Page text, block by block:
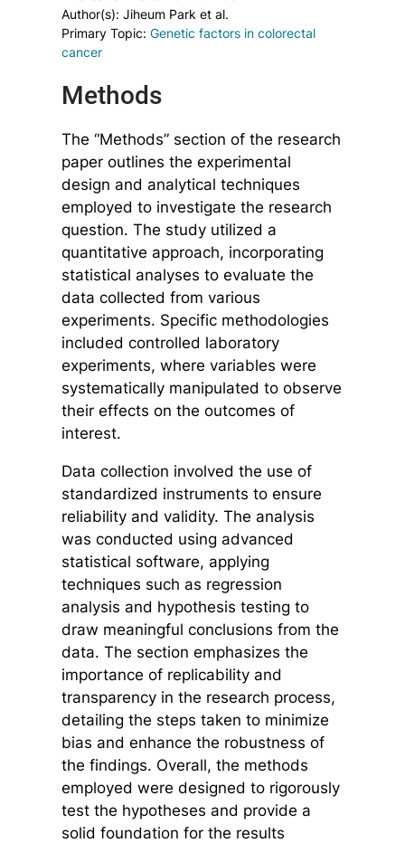
Author(s): Jiheum Park et al.
Primary Topic: Genetic factors in colorectal
cancer
Methods
The “Methods” section of the research
paper outlines the experimental
design and analytical techniques
employed to investigate the research
question. The study utilized a
quantitative approach, incorporating
statistical analyses to evaluate the
data collected from various
experiments. Specific methodologies
included controlled laboratory
experiments, where variables were
systematically manipulated to observe
their effects on the outcomes of
interest.
Data collection involved the use of
standardized instruments to ensure
reliability and validity. The analysis
was conducted using advanced
statistical software, applying
techniques such as regression
analysis and hypothesis testing to
draw meaningful conclusions from the
data. The section emphasizes the
importance of replicability and
transparency in the research process,
detailing the steps taken to minimize
bias and enhance the robustness of
the findings. Overall, the methods
employed were designed to rigorously
test the hypotheses and provide a
solid foundation for the results